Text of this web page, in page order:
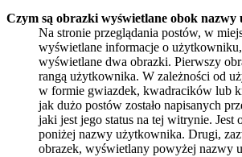
Czym są obrazki wyświetlane obok nazwy
Na stronie przeglądania postów, w
wyświetlane informacje o
wyświetlane dwa obrazki. Pierwszy
rangą użytkownika. W zależności od
w formie gwiazdek, kwadracików lub
jak dużo postów zostało napisanych
jaki jest jego status na tej witrynie. Jest
poniżej nazwy użytkownika. Drugi,
obrazek, wyświetlany powyżej nazwy